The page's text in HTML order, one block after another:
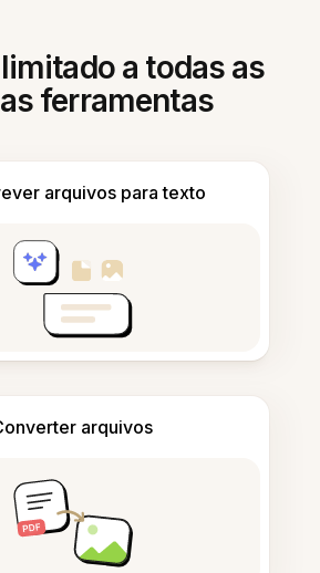
a todas as
ferramentas
arquivos para texto
arquivos